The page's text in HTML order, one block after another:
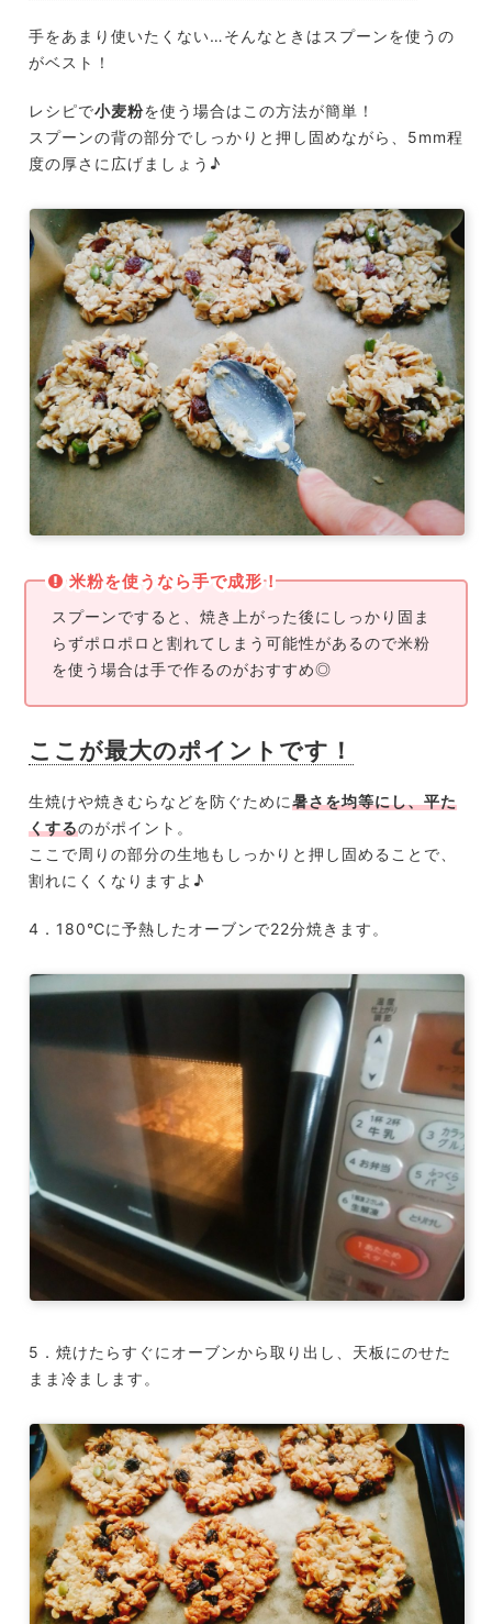
手をあまり使いたくない…そんなときはスプーンを使うの
がベスト！
レシピで小麦粉を使う場合はこの方法が簡単！
スプーンの背の部分でしっかりと押し固めながら、5mm程
度の厚さに広げましょう♪
米粉を使うなら手で成形！
スプーンですると、焼き上がった後にしっかり固ま
らずポロポロと割れてしまう可能性があるので米粉
を使う場合は手で作るのがおすすめ◎
ここが最大のポイントです！
生焼けや焼きむらなどを防ぐために暑さを均等にし、平た
くするのがポイント。
ここで周りの部分の生地もしっかりと押し固めることで、
割れにくくなりますよ♪
4．180℃に予熱したオーブンで22分焼きます。
5．焼けたらすぐにオーブンから取り出し、天板にのせた
まま冷まします。